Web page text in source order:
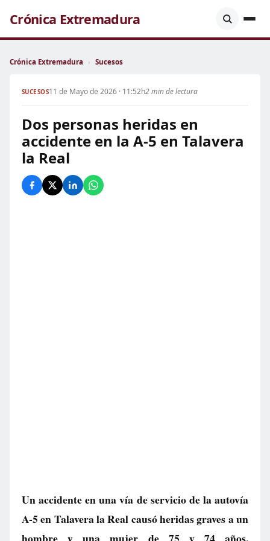
Crónica Extremadura
Crónica Extremadura › Sucesos
SUCESOS11 de Mayo de 2026 · 11:52h2 min de lectura
Dos personas heridas en
accidente en la A-5 en Talavera
la Real
Un accidente en una vía de servicio de la autovía
A-5 en Talavera la Real causó heridas graves a un